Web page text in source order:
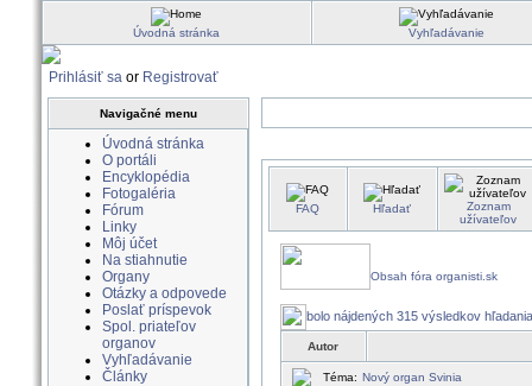
Úvodná stránka Vyhľadávanie
Prihlásiť saor Registrovať
Navigačné menu
Úvodná stránka
O portáli
Encyklopédia
Fotogaléria
Fórum
Linky
Môj účet
Na stiahnutie
Organy
Otázky a odpovede
Poslať príspevok
Spol. priateľov
organov
Vyhľadávanie
Články
FAQ Hľadať
Zoznam
užívateľov
Obsah fóra organisti.sk
bolo nájdených 315 výsledkov hľadania
Autor
Téma: Nový organ Svinia